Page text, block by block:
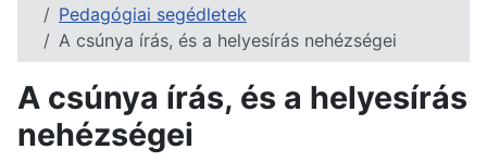
Pedagógiai segédletek
A csúnya írás, és a helyesírás nehézségei
A csúnya írás, és a helyesírás
nehézségei